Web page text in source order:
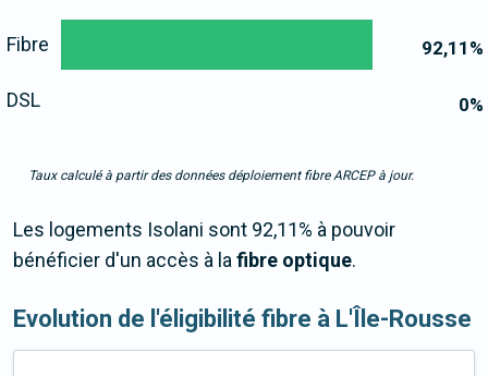
92,11 %
0%
Fibre
DSL
Taux calculé à partir des données déploiement fibre ARCEP à jour.
Les logements Isolani sont 92,11% à pouvoir
bénéficier d'un accès à lafibre optique.
Evolution de l'éligibilité fibre à L'Île-Rousse